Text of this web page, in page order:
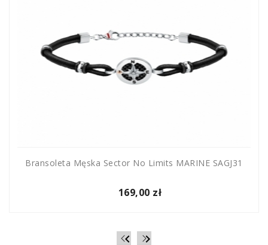

Bransoleta Męska Sector No Limits MARINE SAGJ31
169,00 zł
